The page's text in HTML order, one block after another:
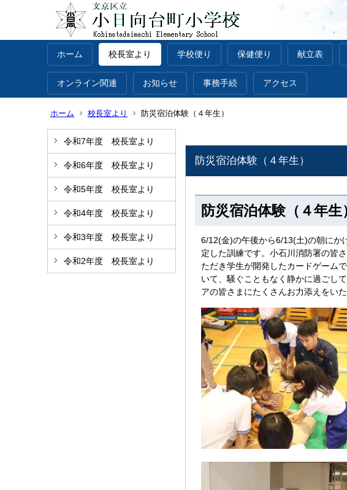
ホーム 校長室より 学校便り 保健便り 献立表
オンライン関連 お知らせ 事務手続 アクセス
ホーム 校長室より 防災宿泊体験（４年生）
令和7年度 校長室より
令和6年度 校長室より
令和5年度 校長室より
令和4年度 校長室より
令和3年度 校長室より
令和2年度 校長室より
防災宿泊体験（４年生）
防災宿泊体験（４年生
6/12(金)の午後から6/13(土)の朝にか
定した訓練です。小石川消防署の皆
ただき学生が開発したカードゲーム
いて、騒ぐこともなく静かに過ごし
アの皆さまにたくさんお力添えをい